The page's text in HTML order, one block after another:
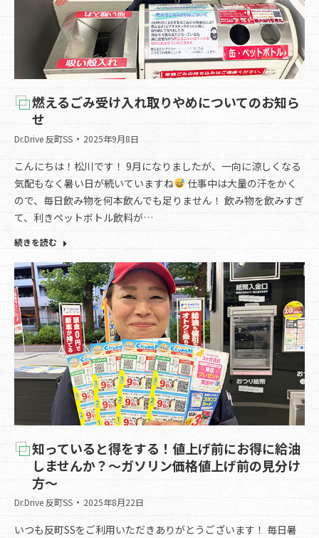
燃えるごみ受け入れ取りやめについてのお知ら
せ
Dr.Drive 反町SS 2025年9月8日
こんにちは！松川です！ 9月になりましたが、一向に涼しくなる
気配もなく暑い日が続いていますね
仕事中は大量の汗をかく
ので、毎日飲み物を何本飲んでも足りません！ 飲み物を飲みすぎ
て、利きペットボトル飲料が…
続きを読む
知っていると得をする！値上げ前にお得に給油
しませんか？～ガソリン価格値上げ前の見分け
方～
Dr.Drive 反町SS 2025年8月22日
いつも反町SSをご利用いただきありがとうございます！ 毎日暑